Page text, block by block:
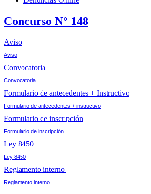
Concurso N° 148
Aviso
Aviso
Convocatoria
Convocatoria
Formulario de antecedentes + Instructivo
Formulario de antecedentes + instructivo
Formulario de inscripción
Formulario de inscripción
Ley 8450
Ley 8450
Reglamento interno
Reglamento interno